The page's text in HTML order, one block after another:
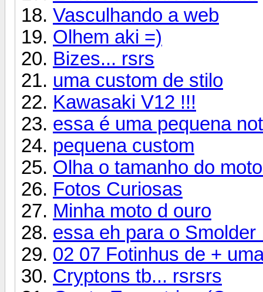
Vasculhando a web
Olhem aki =)
Bizes... rsrs
uma custom de stilo
Kawasaki V12 !!!
essa é uma pequena
pequena custom
Olha o tamanho do
Fotos Curiosas
Minha moto d ouro
essa eh para o Smolder
02 07 Fotinhus de +
Cryptons tb... rsrsrs